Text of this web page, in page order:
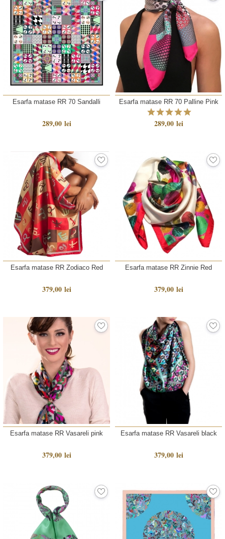
Esarfa matase RR 70 Sandalli
289,00 lei
Esarfa matase RR 70 Palline Pink
289,00 lei
Esarfa matase RR Zodiaco Red
379,00 lei
Esarfa matase RR Zinnie Red
379,00 lei
Esarfa matase RR Vasareli pink
379,00 lei
Esarfa matase RR Vasareli black
379,00 lei